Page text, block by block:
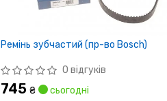
Ремінь зубчастий (пр-во Bosch)
0 відгуків
745₴
сьогодні